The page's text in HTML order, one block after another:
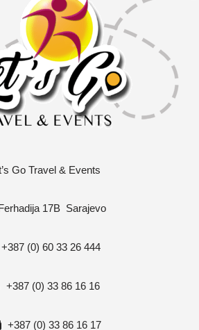
Go Travel & Events
17B Sarajevo
+387 (0) 60 33 26 444
+387 (0) 33 86 16 16
+387 (0) 33 86 16 17
laVaučer za Black